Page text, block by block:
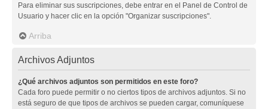
Para eliminar sus suscripciones, debe entrar en el Panel de Control de
Usuario y hacer clic en la opción "Organizar suscripciones".
Arriba
Archivos Adjuntos
¿Qué archivos adjuntos son permitidos en este foro?
Cada foro puede permitir o no ciertos tipos de archivos adjuntos. Si no
está seguro de que tipos de archivos se pueden cargar, comuníquese